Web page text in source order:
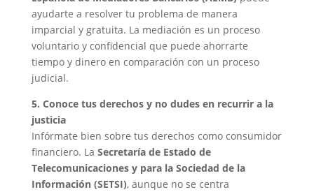
ayudarte a resolver tu problema de manera
imparcial y gratuita. La mediación es un proceso
voluntario y confidencial que puede ahorrarte
tiempo y dinero en comparación con un proceso
judicial.
5. Conoce tus derechos y no dudes en recurrir a la
justicia
Infórmate bien sobre tus derechos como consumidor
financiero. La Secretaría de Estado de
Telecomunicaciones y para la Sociedad de la
Información (SETSI), aunque no se centra